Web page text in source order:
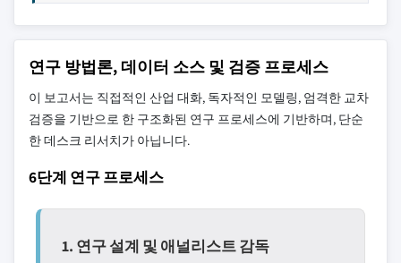
연구 방법론, 데이터 소스 및 검증 프로세스
이 보고서는 직접적인 산업 대화, 독자적인 모델링, 엄격한 교차
검증을 기반으로 한 구조화된 연구 프로세스에 기반하며, 단순
한 데스크 리서치가 아닙니다.
6단계 연구 프로세스
1. 연구 설계 및 애널리스트 감독